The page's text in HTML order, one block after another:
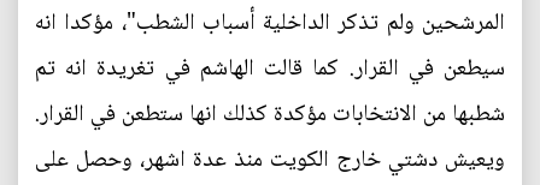
المرشحين ولم تذكر الداخلية أسباب الشطب"، مؤكدا انه
سيطعن في القرار. كما قالت الهاشم في تغريدة انه تم
شطبها من الانتخابات مؤكدة كذلك انها ستطعن في القرار.
ويعيش دشتي خارج الكويت منذ عدة اشهر، وحصل على